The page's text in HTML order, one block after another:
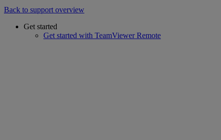
Back to support overview
Get started
Get started with TeamViewer Remote